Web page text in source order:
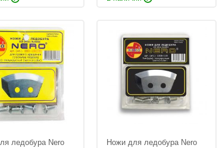
ледобура Nero
Ножи для ледобура Nero